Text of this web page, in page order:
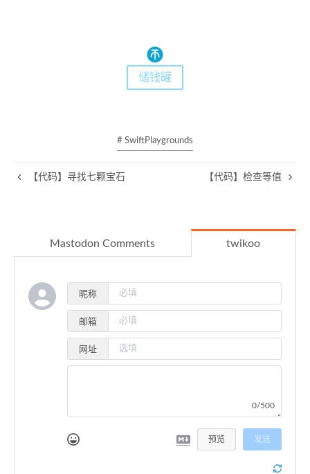
储钱罐
# SwiftPlaygrounds
【代码】寻找七颗宝石 【代码】检查等值
Mastodon Comments twikoo
昵称
邮箱
网址
0/500
预览 发送